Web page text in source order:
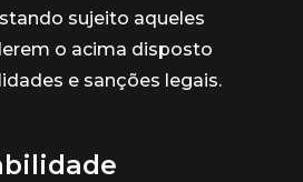
sujeito aqueles
o acima disposto
e sanções legais.